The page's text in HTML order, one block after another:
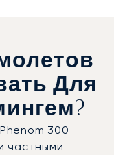
Для
300
частными